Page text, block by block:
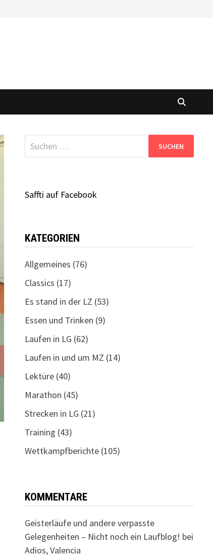
Suchen
nach:
Saffti auf Facebook
KATEGORIEN
Allgemeines (76)
Classics (17)
Es stand in der LZ (53)
Essen und Trinken (9)
Laufen in LG (62)
Laufen in und um MZ (14)
Lektüre(40)
Marathon (45)
Strecken in LG (21)
Training (43)
Wettkampfberichte(105)
KOMMENTARE
Geisterläufe und andere verpasste
Gelegenheiten – Nicht noch ein Laufblog! bei
Adios, Valencia